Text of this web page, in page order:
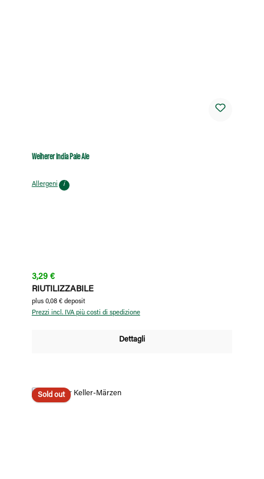
Weiherer India Pale Ale
Allergeni i
Prezzo normale:
3,29 €
RIUTILIZZABILE
plus 0,08 € deposit
Prezzi incl. IVA più costi di spedizione
Dettagli
Sold out